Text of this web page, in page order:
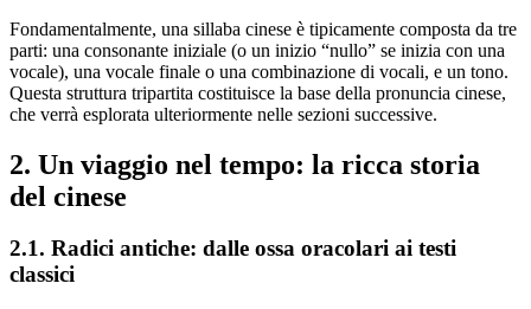
Fondamentalmente, una sillaba cinese è tipicamente composta da tre
parti: una consonante iniziale (o un inizio “nullo” se inizia con una
vocale), una vocale finale o una combinazione di vocali, e un tono.
Questa struttura tripartita costituisce la base della pronuncia cinese,
che verrà esplorata ulteriormente nelle sezioni successive.
2. Un viaggio nel tempo: la ricca storia
del cinese
2.1. Radici antiche: dalle ossa oracolari ai testi
classici